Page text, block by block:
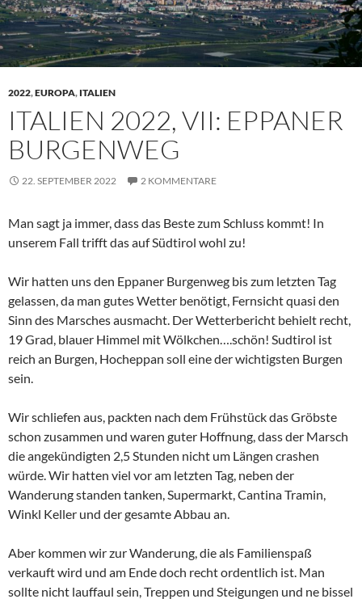
2022,EUROPA, ITALIEN
ITALIEN 2022, VII: EPPANER
BURGENWEG
22. SEPTEMBER 2022 2 KOMMENTARE
Man sagt ja immer, dass das Beste zum Schluss kommt! In
unserem Fall trifft das auf Südtirol wohl zu!
Wir hatten uns den Eppaner Burgenweg bis zum letzten Tag
gelassen, da man gutes Wetter benötigt, Fernsicht quasi den
Sinn des Marsches ausmacht. Der Wetterbericht behielt recht,
19 Grad, blauer Himmel mit Wölkchen….schön! Sudtirol ist
reich an Burgen, Hocheppan soll eine der wichtigsten Burgen
sein.
Wir schliefen aus, packten nach dem Frühstück das Gröbste
schon zusammen und waren guter Hoffnung, dass der Marsch
die angekündigten 2,5 Stunden nicht um Längen crashen
würde. Wir hatten viel vor am letzten Tag, neben der
Wanderung standen tanken, Supermarkt, Cantina Tramin,
Winkl Keller und der gesamte Abbau an.
Aber kommen wir zur Wanderung, die als Familienspaß
verkauft wird und am Ende doch recht ordentlich ist. Man
sollte nicht lauffaul sein, Treppen und Steigungen und ne bissel